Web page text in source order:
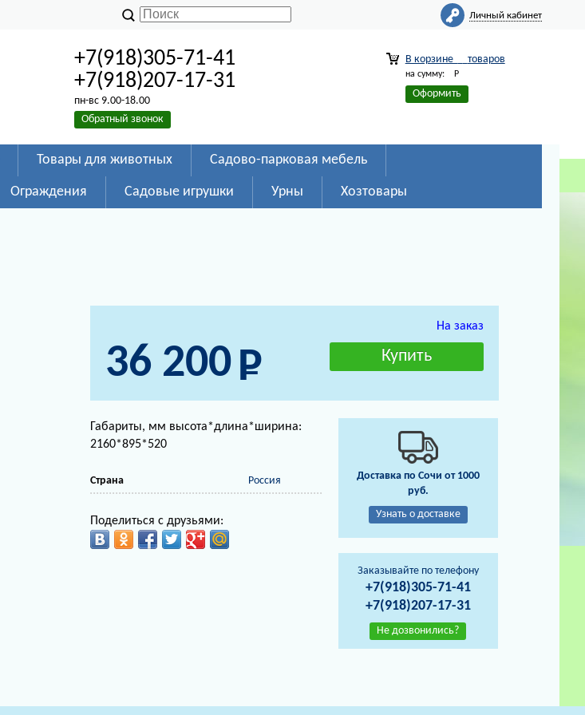
Личный кабинет
+7(918)305-71-41
+7(918)207-17-31
пн-вс 9.00-18.00
Обратный звонок
В корзине товаров
на сумму: Р
Оформить
Товары для животных Садово-парковая мебель
Ограждения Садовые игрушки Урны Хозтовары
На заказ
36 200
Габариты, мм высота*длина*ширина:
2160*895*520
Страна Россия
Поделиться с друзьями:
Доставка по Сочи от 1000
руб.
Узнать о доставке
Заказывайте по телефону
+7(918)305-71-41
+7(918)207-17-31
Не дозвонились?